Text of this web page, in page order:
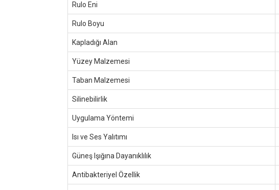
Rulo Eni
Rulo Boyu
Kapladığı Alan
Yüzey Malzemesi
Taban Malzemesi
Silinebilirlik
Uygulama Yöntemi
Isı ve Ses Yalıtımı
Güneş Işığına Dayanıklılık
Antibakteriyel Özellik